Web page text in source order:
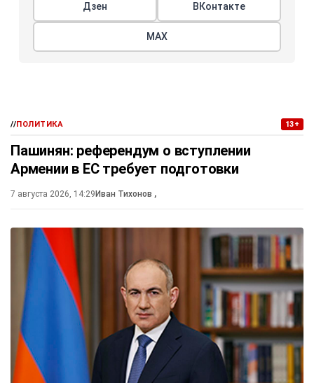
Дзен ВКонтакте
МАХ
//ПОЛИТИКА 13+
Пашинян: референдум о вступлении
Армении в ЕС требует подготовки
7 августа 2026, 14:29Иван Тихонов ,